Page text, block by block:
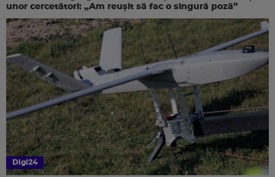
unor cercetători: „Am reușit să fac o singură poză”
Digi24